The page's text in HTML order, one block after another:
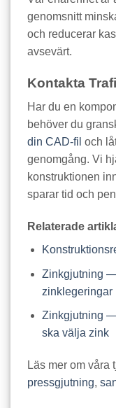
genomsnitt
och reducerar
avsevärt.
Kontakta
Har du en
behöver du
din CAD-fil och
genomgång. Vi
konstruktionen
sparar tid och
Relaterade
Zinkgjutning
zinklegeringar
Zinkgjutning —
ska välja zink
Läs mer om våra
pressgjutning,